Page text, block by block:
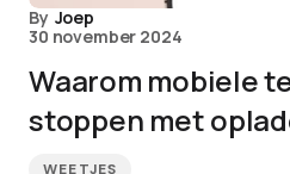
By Joep
30 november 2024
Waarom mobiele
stoppen met
WEETJES